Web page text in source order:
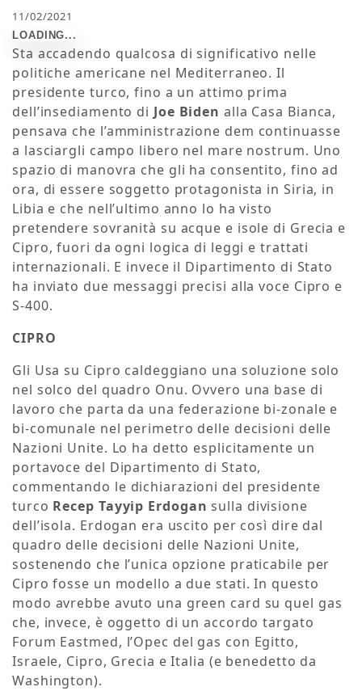
11/02/2021
Sta accadendo qualcosa di significativo nelle
politiche americane nel Mediterraneo. Il
presidente turco, fino a un attimo prima
dell’insediamento di Joe Biden alla Casa Bianca,
pensava che l’amministrazione dem continuasse
a lasciargli campo libero nel mare nostrum. Uno
spazio di manovra che gli ha consentito, fino ad
ora, di essere soggetto protagonista in Siria, in
Libia e che nell’ultimo anno lo ha visto
pretendere sovranità su acque e isole di Grecia e
Cipro, fuori da ogni logica di leggi e trattati
internazionali. E invece il Dipartimento di Stato
ha inviato due messaggi precisi alla voce Cipro e
S-400.
CIPRO
Gli Usa su Cipro caldeggiano una soluzione solo
nel solco del quadro Onu. Ovvero una base di
lavoro che parta da una federazione bi-zonale e
bi-comunale nel perimetro delle decisioni delle
Nazioni Unite. Lo ha detto esplicitamente un
portavoce del Dipartimento di Stato,
commentando le dichiarazioni del presidente
turco Recep Tayyip Erdogan sulla divisione
dell’isola. Erdogan era uscito per così dire dal
quadro delle decisioni delle Nazioni Unite,
sostenendo che l’unica opzione praticabile per
Cipro fosse un modello a due stati. In questo
modo avrebbe avuto una green card su quel gas
che, invece, è oggetto di un accordo targato
Forum Eastmed, l’Opec del gas con Egitto,
Israele, Cipro, Grecia e Italia (e benedetto da
Washington).